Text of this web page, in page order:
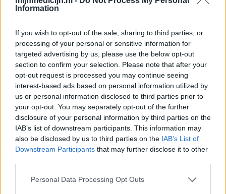
Information
If you wish to opt-out of the sale, sharing to third parties, or
processing of your personal or sensitive information for
targeted advertising by us, please use the below opt-out
section to confirm your selection. Please note that after your
opt-out request is processed you may continue seeing
interest-based ads based on personal information utilized by
us or personal information disclosed to third parties prior to
your opt-out. You may separately opt-out of the further
disclosure of your personal information by third parties on the
IAB’s list of downstream participants. This information may
also be disclosed by us to third parties on the IAB’s List of
Downstream Participants that may further disclose it to other
Personal Data Processing Opt Outs
Amoxicilline / Clavulaanzuur
Amandelontsteking
Effectiviteit
Hoeveelheid bijwerkingen
Voor de derde keer amandelontsteking in hele korte tijd.
Vandaar nu deze kuur gekregen. Aangezien er zoveel over
bijwerkingen word aangegeven heb ik er voor gekozen
om iedere ochtend een probiotica te nemen en daarna de
antibioticakuur. Dit zorgt ervoor dat de darmflora goed
blijft. Ik heb helemaal geen last gehad van bijwerkingen.